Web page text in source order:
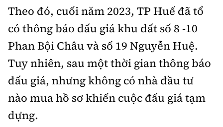
Phó Tổng Biên tập:
Nguyễn Sơn Tùng, Nguyễn Đức Thắng,
La Đức Hùng
Giấy phép số 02/GP-BC, cấp ngày 22/4/2025.
Chuyên trang của Báo Xây dựng
Hotline:
0901 514 799
Quảng cáo và Phát hành:
0915 057 282
Email: bandoc@baoxaydung.vn
Theo đó, cuối năm 2023, TP Huế đã tổ
có thông báo đấu giá khu đất số 8 -10
Phan Bội Châu và số 19 Nguyễn Huệ.
Tuy nhiên, sau một thời gian thông báo
đấu giá, nhưng không có nhà đầu tư
nào mua hồ sơ khiến cuộc đấu giá tạm
dựng.